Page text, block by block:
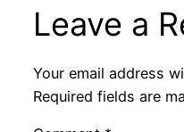
Leave a
Your email address
Required fields are